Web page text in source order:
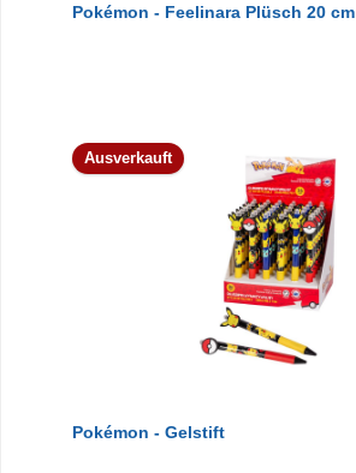
Pokémon - Feelinara Plüsch 20 cm
Ausverkauft
Pokémon - Gelstift